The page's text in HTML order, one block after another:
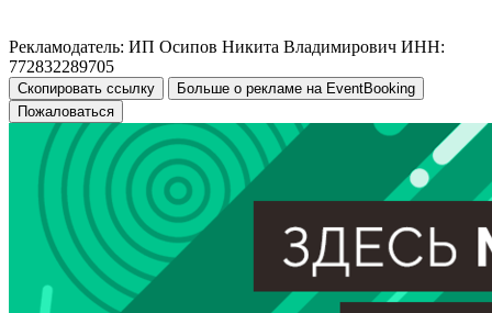
Рекламодатель: ИП Осипов Никита Владимирович ИНН:
772832289705
Скопировать ссылку
Больше о рекламе на EventBooking
Пожаловаться